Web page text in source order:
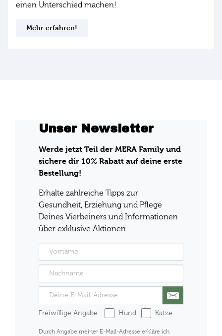
einen Unterschied machen!
Mehr erfahren!
Unser Newsletter
Werde jetzt Teil der MERA Family und
sichere dir 10% Rabatt auf deine erste
Bestellung!
Erhalte zahlreiche Tipps zur
Gesundheit, Erziehung und Pflege
Deines Vierbeiners und Informationen
über exklusive Aktionen.
Freiwillige Angabe: Hund Katze
Durch Angabe meiner E-Mail-Adresse erkläre ich